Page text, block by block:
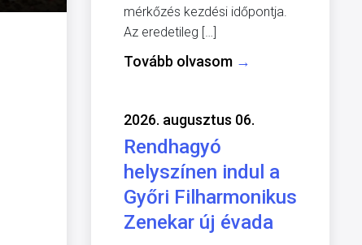
mérkőzés kezdési időpontja.
Az eredetileg […]
Tovább olvasom →
2026. augusztus 06.
Rendhagyó
helyszínen indul a
Győri Filharmonikus
Zenekar új évada